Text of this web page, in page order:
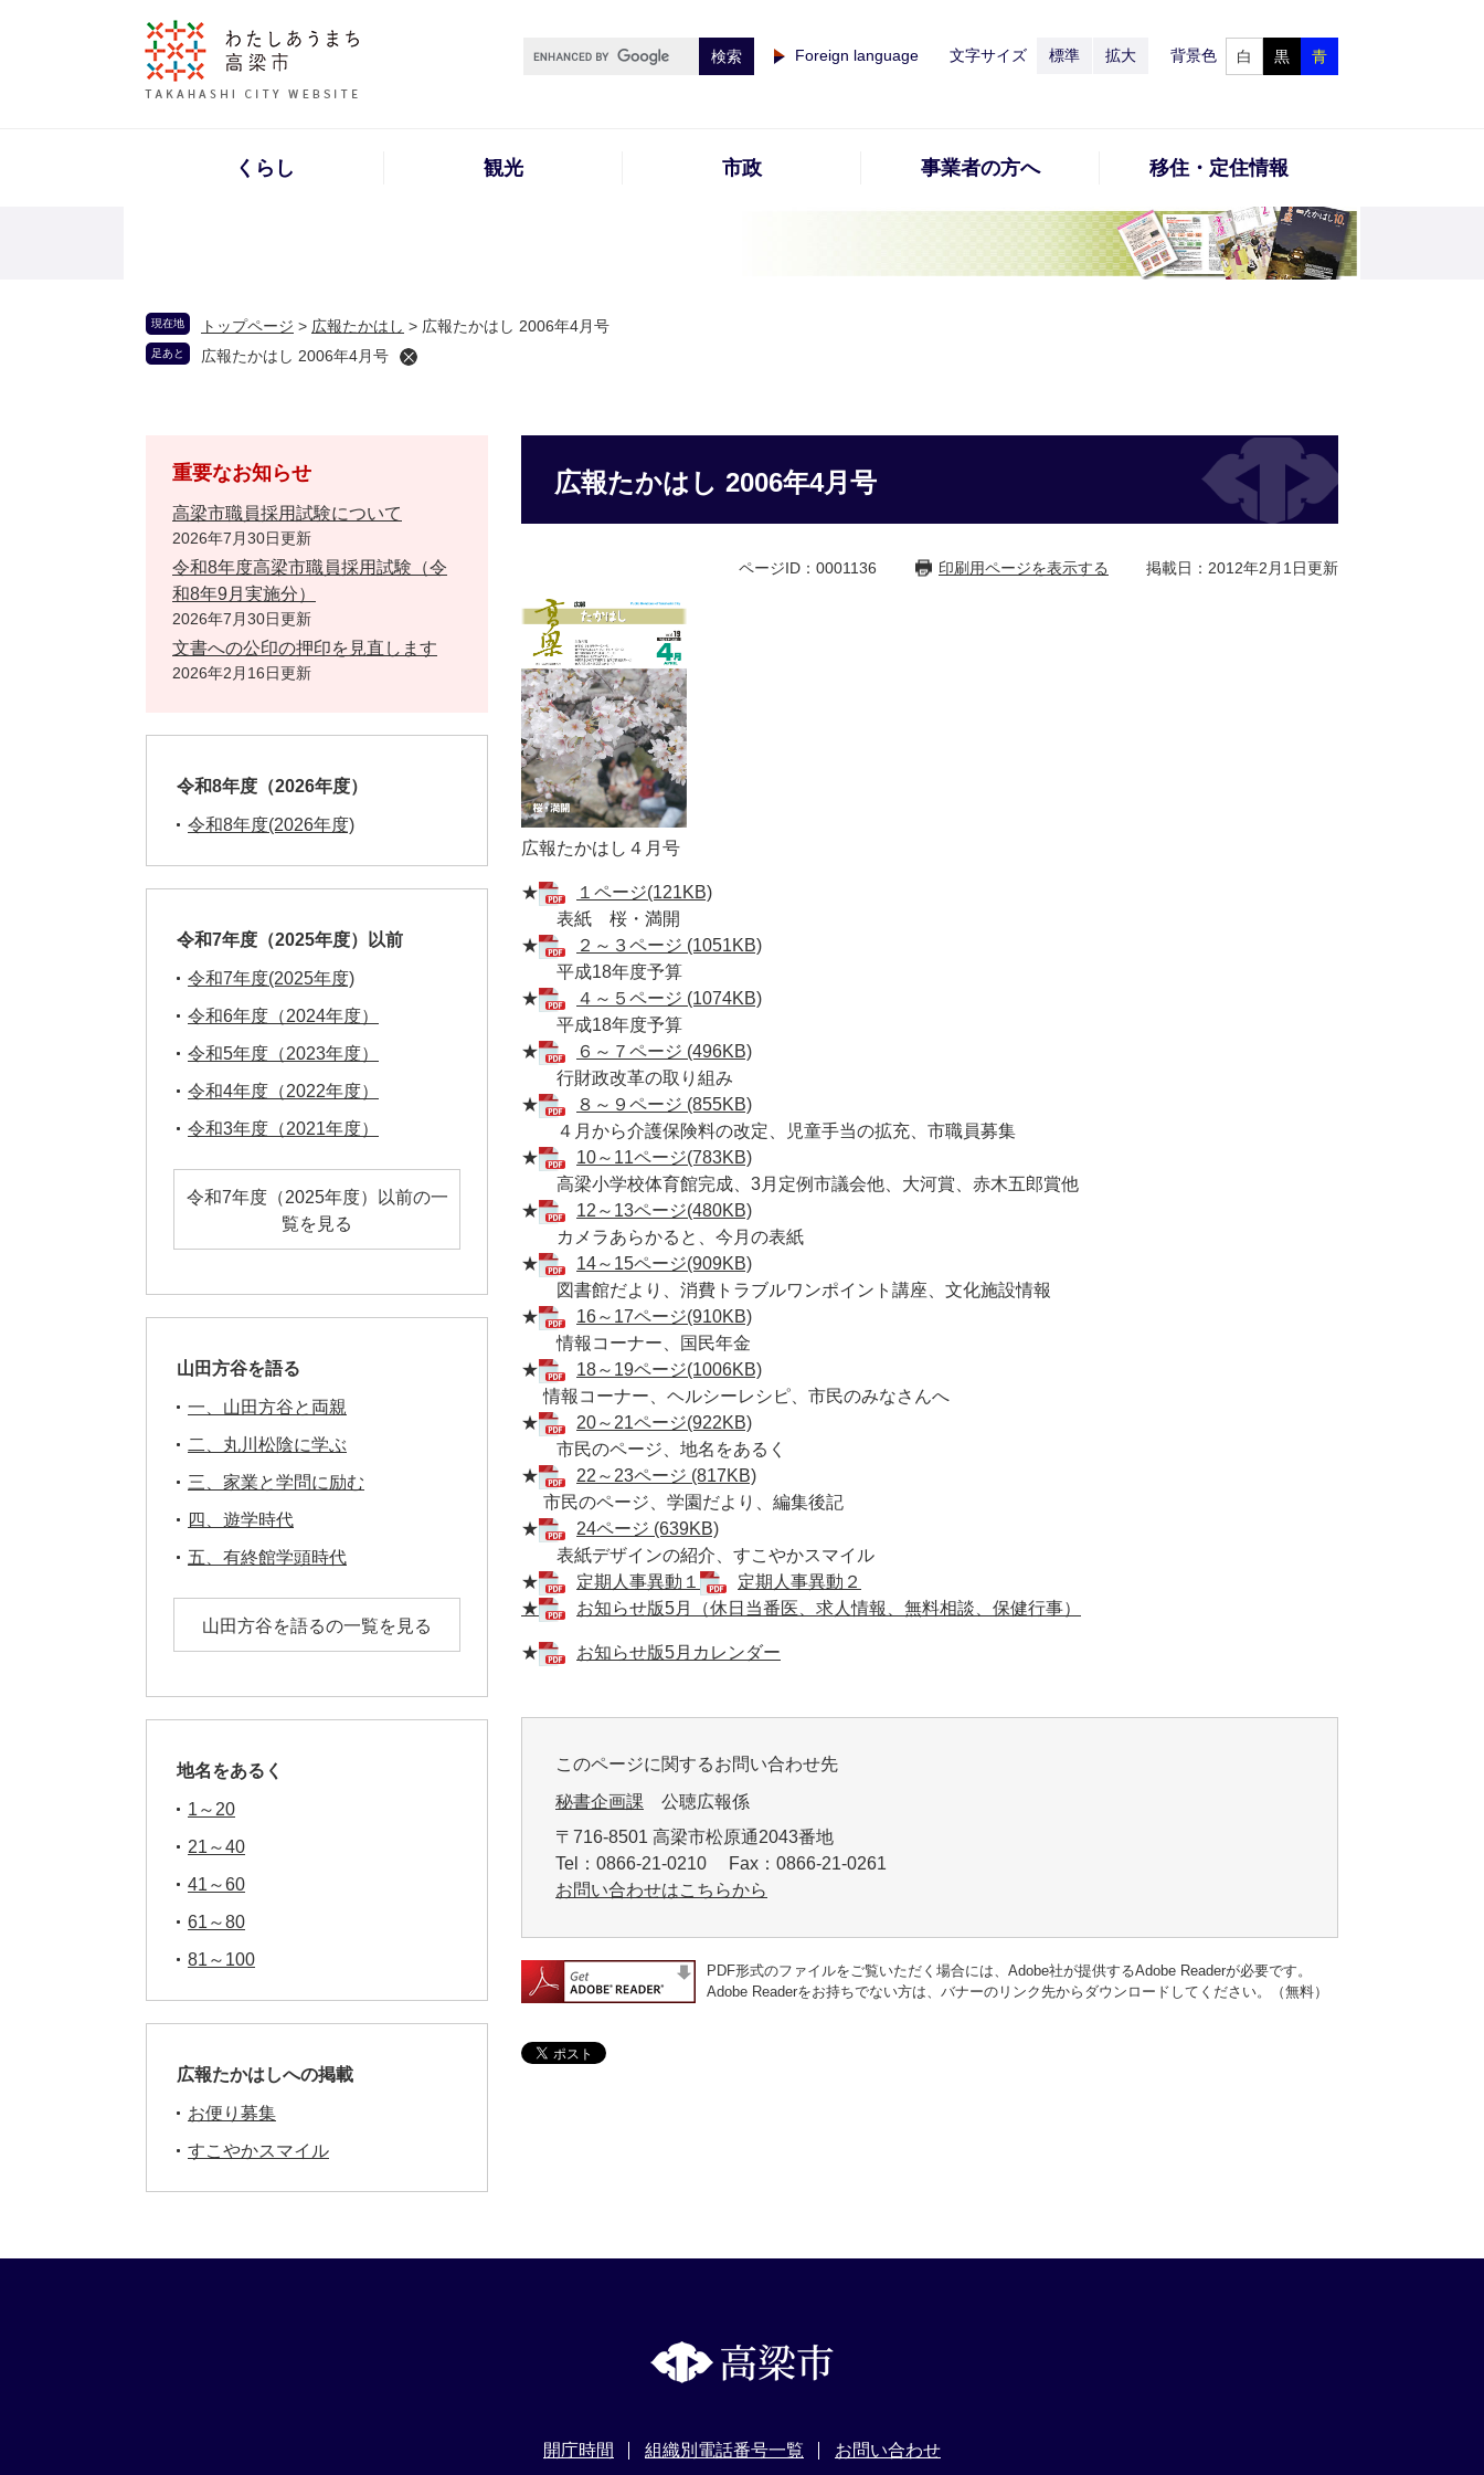
Foreign language 文字サイズ 標準 拡大 背景色 白 黒 青
くらし 観光 市政 事業者の方へ 移住・定住情報
現在地 トップページ > 広報たかはし > 広報たかはし 2006年4月号
足あと 広報たかはし 2006年4月号
広報たかはし 2006年4月号
ページID：0001136 印刷用ページを表示する 掲載日：2012年2月1日更新
広報たかはし４月号
★
１ページ(121KB)
表紙 桜・満開
★
２～３ページ (1051KB)
平成18年度予算
★
４～５ページ (1074KB)
平成18年度予算
★
６～７ページ (496KB)
行財政改革の取り組み
★
８～９ページ (855KB)
４月から介護保険料の改定、児童手当の拡充、市職員募集
★
10～11ページ(783KB)
高梁小学校体育館完成、3月定例市議会他、大河賞、赤木五郎賞他
★
12～13ページ(480KB)
カメラあらかると、今月の表紙
★
14～15ページ(909KB)
図書館だより、消費トラブルワンポイント講座、文化施設情報
★
16～17ページ(910KB)
情報コーナー、国民年金
★
18～19ページ(1006KB)
情報コーナー、ヘルシーレシピ、市民のみなさんへ
★
20～21ページ(922KB)
市民のページ、地名をあるく
★
22～23ページ (817KB)
市民のページ、学園だより、編集後記
★
24ページ (639KB)
表紙デザインの紹介、すこやかスマイル
★
定期人事異動１
定期人事異動２
★
お知らせ版5月（休日当番医、求人情報、無料相談、保健行事）
★ お知らせ版5月カレンダー
このページに関するお問い合わせ先
秘書企画課 公聴広報係
〒716-8501 高梁市松原通2043番地
Tel：0866-21-0210 Fax：0866-21-0261
お問い合わせはこちらから
PDF形式のファイルをご覧いただく場合には、Adobe社が提供するAdobe Readerが必要です。
Adobe Readerをお持ちでない方は、バナーのリンク先からダウンロードしてください。（無料）
重要なお知らせ
高梁市職員採用試験について
2026年7月30日更新
令和8年度高梁市職員採用試験（令
和8年9月実施分）
2026年7月30日更新
文書への公印の押印を見直します
2026年2月16日更新
令和8年度（2026年度）
令和8年度(2026年度)
令和7年度（2025年度）以前
令和7年度(2025年度)
令和6年度（2024年度）
令和5年度（2023年度）
令和4年度（2022年度）
令和3年度（2021年度）
令和7年度（2025年度）以前の一
覧を見る
山田方谷を語る
一、山田方谷と両親
二、丸川松陰に学ぶ
三、家業と学問に励む
四、遊学時代
五、有終館学頭時代
山田方谷を語るの一覧を見る
地名をあるく
1～20
21～40
41～60
61～80
81～100
広報たかはしへの掲載
お便り募集
すこやかスマイル
開庁時間 組織別電話番号一覧 お問い合わせ